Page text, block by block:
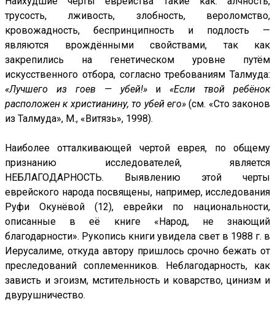
трусость, лживость, злобность, вероломство,
кровожадность, беспринципность и подлость —
являются врождёнными свойствами, так как
закрепились на генетическом уровне путём
искусственного отбора, согласно требованиям Талмуда:
«Лучшего из гоев — убей!»и«Если твой ребёнок
расположен к христианину, то убей его»(см. «Сто законов
из Талмуда», М., «Витязь», 1998).
Наиболее отталкивающей чертой еврея, по общему
признанию исследователей, является
НЕБЛАГОДАРНОСТЬ. Выявлению этой черты
еврейского народа посвящены, например, исследования
Руфи Окунёвой (12), еврейки по национальности,
описанные в её книге «Народ, не знающий
благодарности». Рукопись книги увидела свет в 1988 г. в
Иерусалиме, откуда автору пришлось срочно бежать от
преследований соплеменников. Неблагодарность, как
зависть и эгоизм, мстительность и коварство, цинизм и
двурушничество.